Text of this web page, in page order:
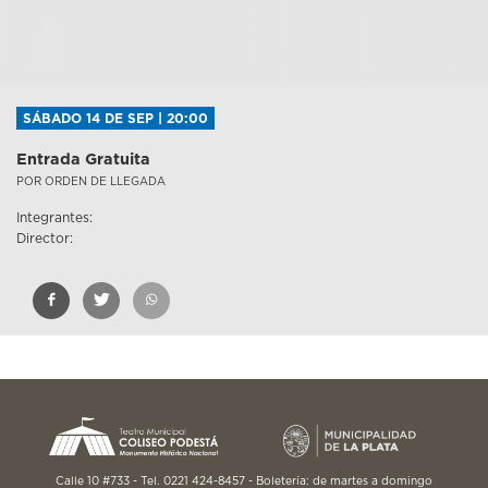
SÁBADO 14 DE SEP | 20:00
Entrada Gratuita
POR ORDEN DE LLEGADA
Integrantes:
Director:
Calle 10 #733 - Tel. 0221 424-8457 - Boletería: de martes a domingo